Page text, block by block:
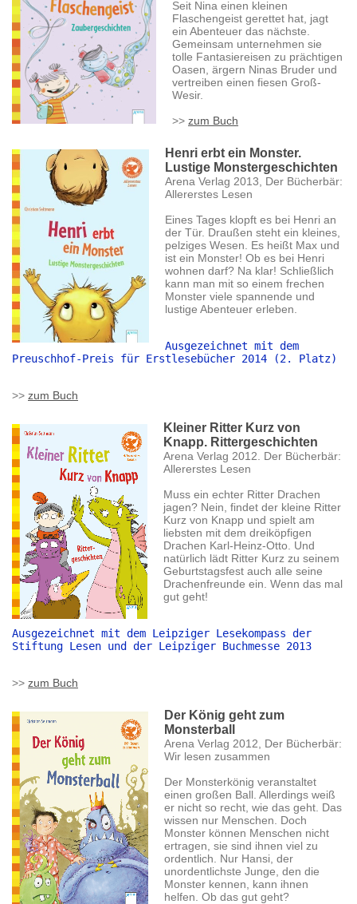
Seit Nina einen kleinen
Flaschengeist gerettet hat, jagt
ein Abenteuer das nächste.
Gemeinsam unternehmen sie
tolle Fantasiereisen zu prächtigen
Oasen, ärgern Ninas Bruder und
vertreiben einen fiesen Groß-
Wesir.
>> zum Buch
Henri erbt ein Monster.
Lustige Monstergeschichten
Arena Verlag 2013, Der Bücherbär:
Allererstes Lesen
Eines Tages klopft es bei Henri an
der Tür. Draußen steht ein kleines,
pelziges Wesen. Es heißt Max und
ist ein Monster! Ob es bei Henri
wohnen darf? Na klar! Schließlich
kann man mit so einem frechen
Monster viele spannende und
lustige Abenteuer erleben.
Ausgezeichnet mit dem
Preuschhof-Preis für Erstlesebücher 2014 (2. Platz)
>> zum Buch
Kleiner Ritter Kurz von
Knapp. Rittergeschichten
Arena Verlag 2012. Der Bücherbär:
Allererstes Lesen
Muss ein echter Ritter Drachen
jagen? Nein, findet der kleine Ritter
Kurz von Knapp und spielt am
liebsten mit dem dreiköpfigen
Drachen Karl-Heinz-Otto. Und
natürlich lädt Ritter Kurz zu seinem
Geburtstagsfest auch alle seine
Drachenfreunde ein. Wenn das mal
gut geht!
Ausgezeichnet mit dem Leipziger Lesekompass der
Stiftung Lesen und der Leipziger Buchmesse 2013
>> zum Buch
Der König geht zum
Monsterball
Arena Verlag 2012, Der Bücherbär:
Wir lesen zusammen
Der Monsterkönig veranstaltet
einen großen Ball. Allerdings weiß
er nicht so recht, wie das geht. Das
wissen nur Menschen. Doch
Monster können Menschen nicht
ertragen, sie sind ihnen viel zu
ordentlich. Nur Hansi, der
unordentlichste Junge, den die
Monster kennen, kann ihnen
helfen. Ob das gut geht?